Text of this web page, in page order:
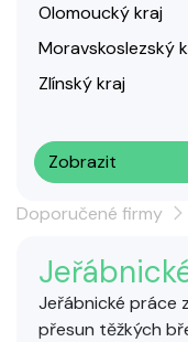
Olomoucký kraj
Moravskoslezský
Zlínský kraj
Zobrazit
Doporučené firmy
Jeřábnické práce
přesun těžkých